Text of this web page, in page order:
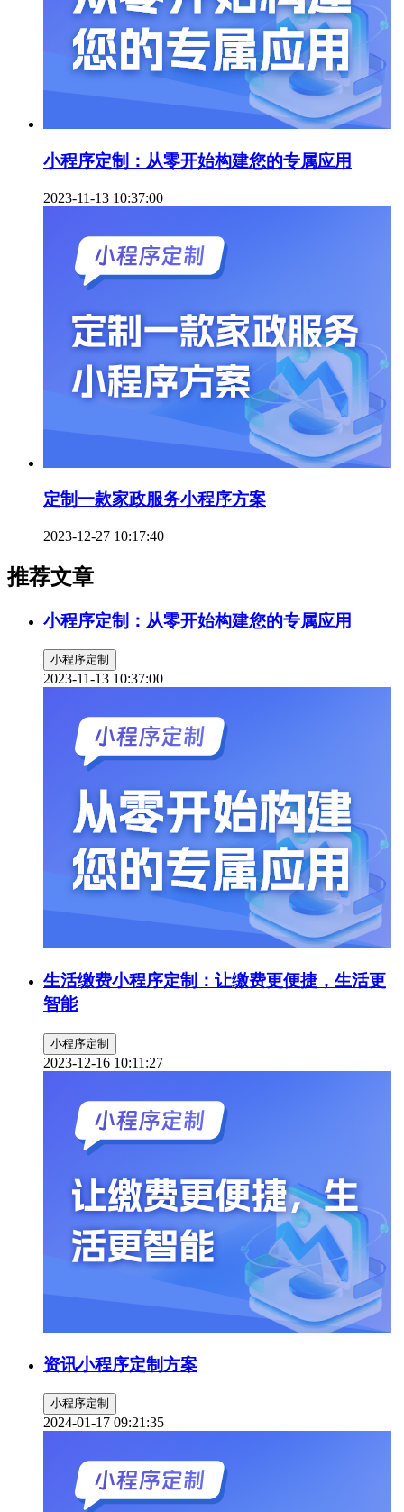
小程序定制：从零开始构建您的专属应用
2023-11-13 10:37:00
定制一款家政服务小程序方案
2023-12-27 10:17:40
推荐文章
小程序定制：从零开始构建您的专属应用
小程序定制
2023-11-13 10:37:00
生活缴费小程序定制：让缴费更便捷，生活更
智能
小程序定制
2023-12-16 10:11:27
资讯小程序定制方案
小程序定制
2024-01-17 09:21:35